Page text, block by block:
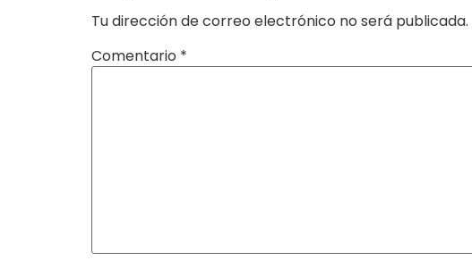
Tu dirección de correo electrónico no será publicada.
Comentario *